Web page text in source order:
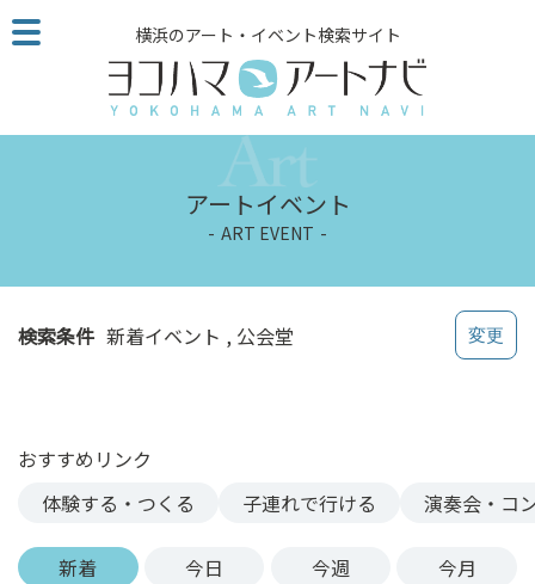
こ
の
ジ
む
ン
横浜のアート・イベント検索サイト
アートイベント
ART EVENT
検索条件 新着イベント 公会堂
おすすめリンク
体験する・つくる
子連れで行ける 演奏会・コ
新着 今日 今週 今月